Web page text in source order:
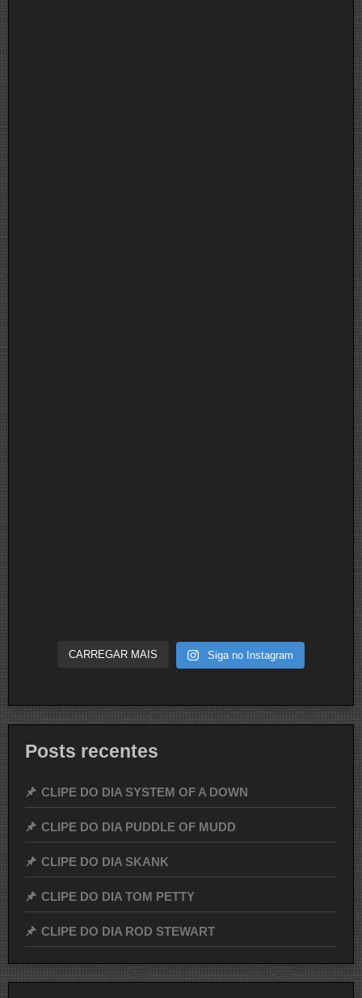
CARREGAR MAIS Siga no Instagram
Posts recentes
CLIPE DO DIA SYSTEM OF A DOWN
CLIPE DO DIA PUDDLE OF MUDD
CLIPE DO DIA SKANK
CLIPE DO DIA TOM PETTY
CLIPE DO DIA ROD STEWART